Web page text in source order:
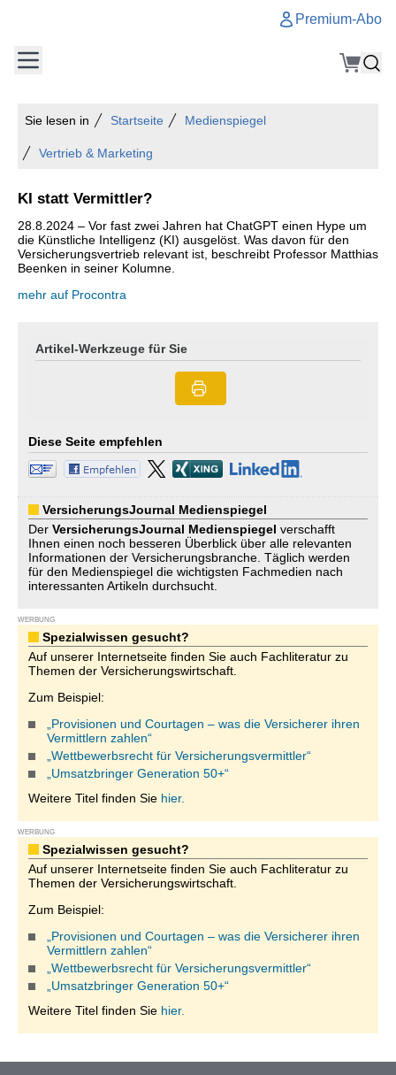
Premium-Abo
Sie lesen in Startseite Medienspiegel
Vertrieb & Marketing
KI statt Vermittler?
28.8.2024 – Vor fast zwei Jahren hat ChatGPT einen Hype um
die Künstliche Intelligenz (KI) ausgelöst. Was davon für den
Versicherungsvertrieb relevant ist, beschreibt Professor Matthias
Beenken in seiner Kolumne.
mehr auf Procontra
Artikel-Werkzeuge für Sie
Diese Seite empfehlen
VersicherungsJournal Medienspiegel
Der VersicherungsJournal Medienspiegel verschafft
Ihnen einen noch besseren Überblick über alle relevanten
Informationen der Versicherungsbranche. Täglich werden
für den Medienspiegel die wichtigsten Fachmedien nach
interessanten Artikeln durchsucht.
WERBUNG
Spezialwissen gesucht?
Auf unserer Internetseite finden Sie auch Fachliteratur zu
Themen der Versicherungswirtschaft.
Zum Beispiel:
„Provisionen und Courtagen – was die Versicherer ihren
Vermittlern zahlen“
„Wettbewerbsrecht für Versicherungsvermittler“
„Umsatzbringer Generation 50+“
Weitere Titel finden Sie hier.
WERBUNG
Spezialwissen gesucht?
Auf unserer Internetseite finden Sie auch Fachliteratur zu
Themen der Versicherungswirtschaft.
Zum Beispiel:
„Provisionen und Courtagen – was die Versicherer ihren
Vermittlern zahlen“
„Wettbewerbsrecht für Versicherungsvermittler“
„Umsatzbringer Generation 50+“
Weitere Titel finden Sie hier.